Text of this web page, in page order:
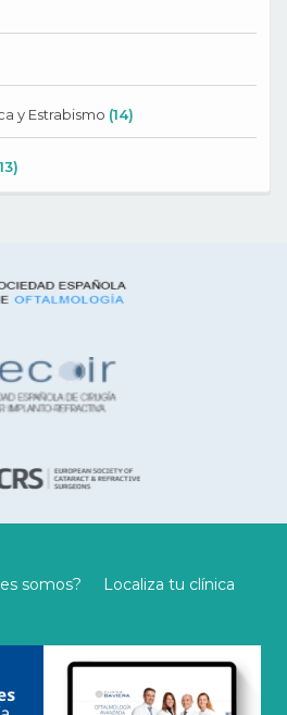
y Estrabismo (14)
somos? Localiza tu clínica